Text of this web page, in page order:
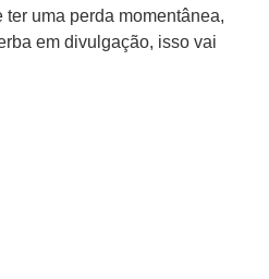
uma perda momentânea,
em divulgação, isso vai